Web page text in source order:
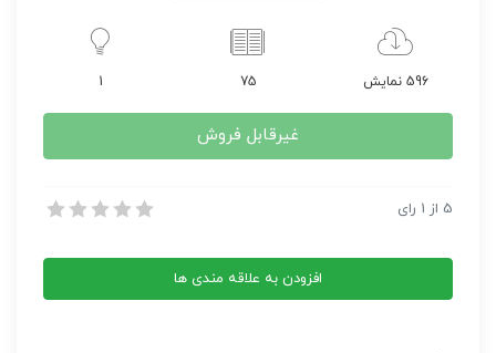
596 نمایش 75
1
غیرقابل فروش
کتاب مقدس ترسایان ترجمه مبحث دوم پادشاه
5 از 1 رای
افزودن به علاقه مندی ها